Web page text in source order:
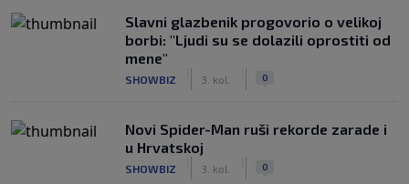
Slavni glazbenik progovorio o velikoj
borbi: "Ljudi su se dolazili oprostiti od
mene"
SHOWBIZ 3. kol. 0
Novi Spider-Man ruši rekorde zarade i
u Hrvatskoj
SHOWBIZ 3. kol. 0